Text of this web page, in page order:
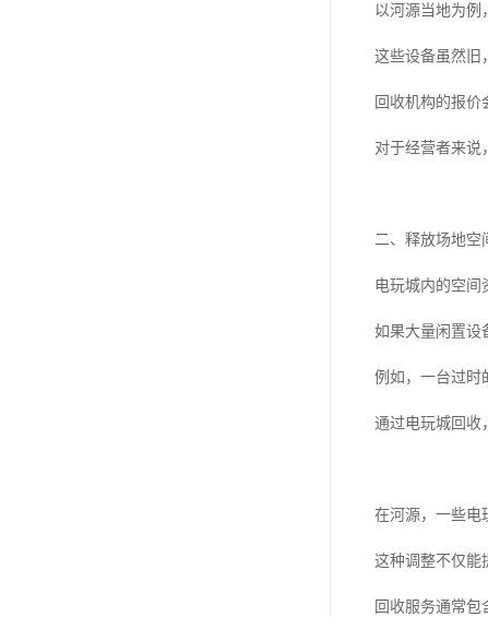
以河源当地为例
这些设备虽然旧
回收机构的报
对于经营者来说
二、释放场地空
电玩城内的空间
如果大量闲置设
例如，一台过时
通过电玩城回收
在河源，一些电
这种调整不仅能
回收服务通常